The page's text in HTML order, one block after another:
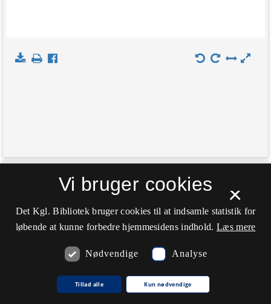
Indlæs kort
×
Vi bruger cookies
Det Kgl. Bibliotek bruger cookies til at indsamle statistik for
løbende at kunne forbedre hjemmesidens indhold. Læs mere
Nødvendige Analyse
Tillad alle Kun nødvendige